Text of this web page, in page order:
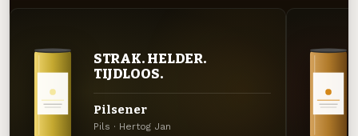
STRAK. HELDER.
TIJDLOOS.
Pilsener
Pils · Hertog Jan